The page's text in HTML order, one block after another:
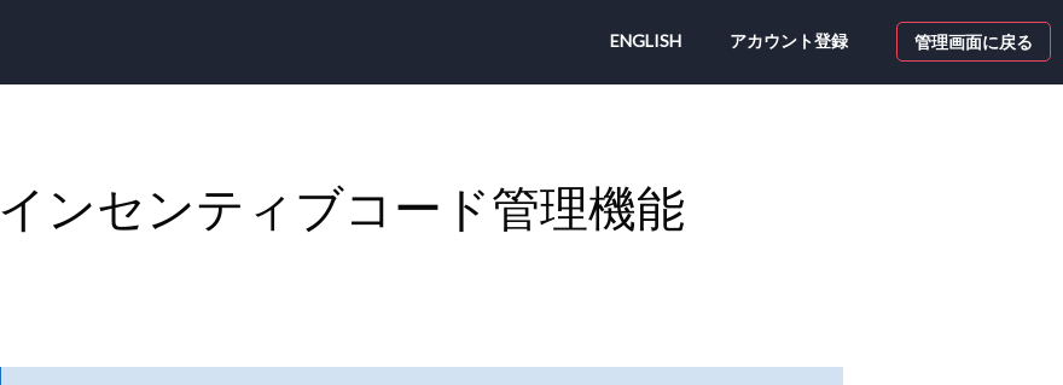
ENGLISH アカウント登録 管理画面に戻る
インセンティブコード管理機能